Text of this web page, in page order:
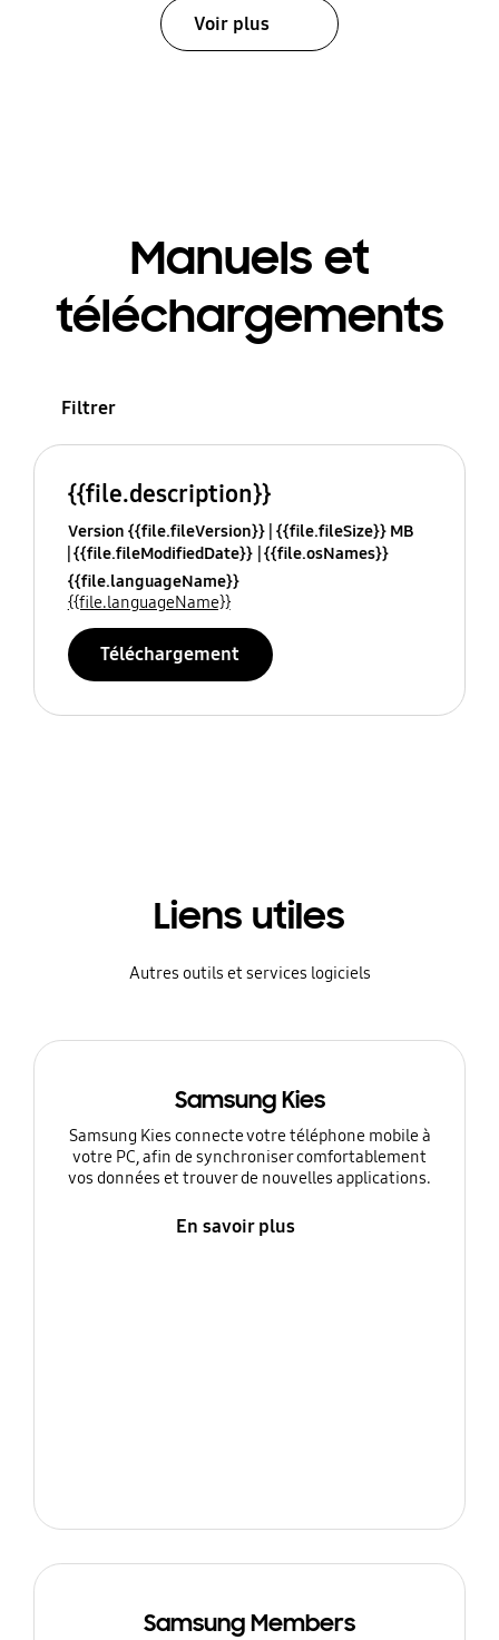
Voir plus
Manuels et
téléchargements
Filtrer
{{file.description}}
Version {{file.fileVersion}} {{file.fileSize}} MB
{{file.fileModifiedDate}} {{file.osNames}}
{{file.languageName}}
{{file.languageName}}
Téléchargement
Liens utiles
Autres outils et services logiciels
Samsung Kies
Samsung Kies connecte votre téléphone mobile à
votre PC, afin de synchroniser comfortablement
vos données et trouver de nouvelles applications.
En savoir plus
Samsung Members